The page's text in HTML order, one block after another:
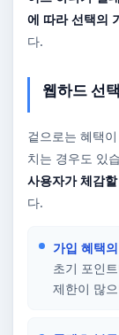
에 따라 선택의
다.
웹하드 선
겉으로는 혜택
치는 경우도 있
사용자가 체감
다.
가입 혜택
초기 포인
제한이 많